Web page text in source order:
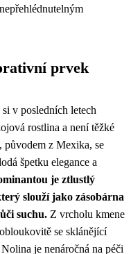
prvek
v posledních letech
rostlina a není těžké
původem z Mexika, se
špetku elegance a
je ztlustlý
slouží jako zásobárna
suchu. Z vrcholu kmene
se sklánějící
je nenáročná na péči